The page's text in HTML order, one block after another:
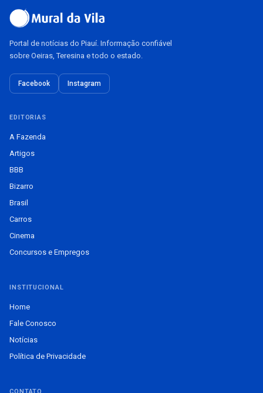
Portal de notícias do Piauí. Informação confiável
sobre Oeiras, Teresina e todo o estado.
Facebook Instagram
EDITORIAS
A Fazenda
Artigos
BBB
Bizarro
Brasil
Carros
Cinema
Concursos e Empregos
INSTITUCIONAL
Home
Fale Conosco
Notícias
Política de Privacidade